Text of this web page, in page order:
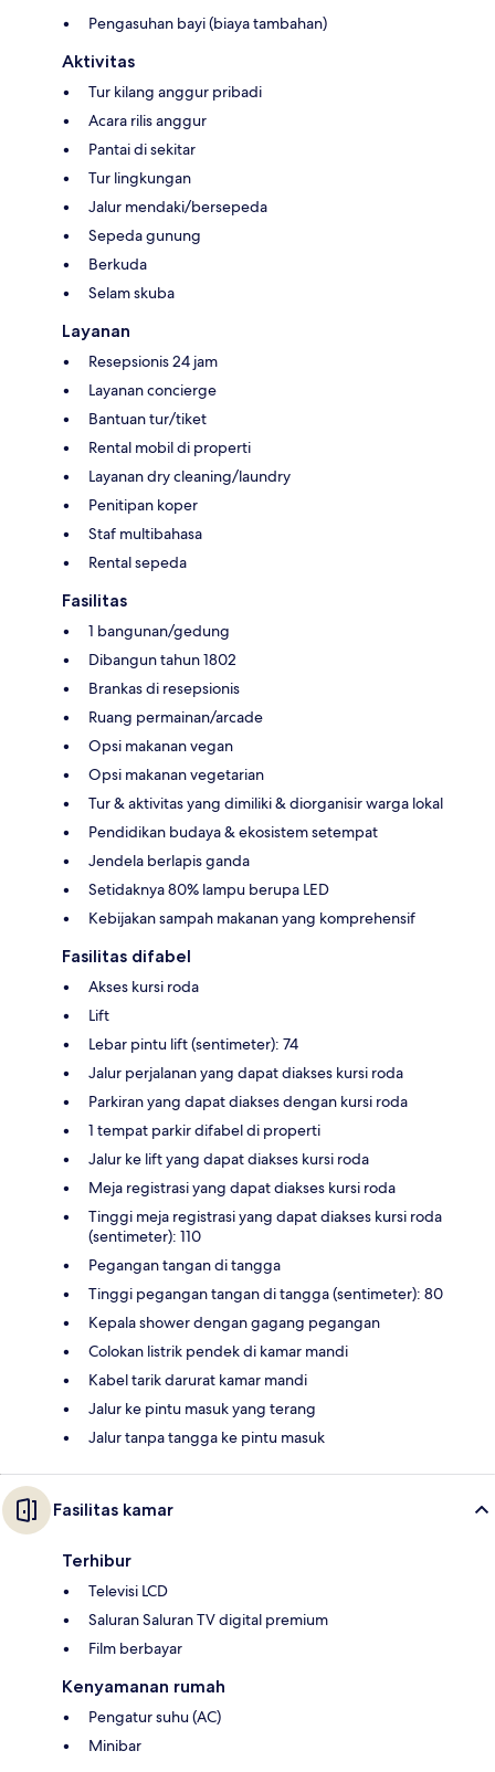
Pengasuhan bayi (biaya tambahan)
Aktivitas
Tur kilang anggur pribadi
Acara rilis anggur
Pantai di sekitar
Tur lingkungan
Jalur mendaki/bersepeda
Sepeda gunung
Berkuda
Selam skuba
Layanan
Resepsionis 24 jam
Layanan concierge
Bantuan tur/tiket
Rental mobil di properti
Layanan dry cleaning/laundry
Penitipan koper
Staf multibahasa
Rental sepeda
Fasilitas
1 bangunan/gedung
Dibangun tahun 1802
Brankas di resepsionis
Ruang permainan/arcade
Opsi makanan vegan
Opsi makanan vegetarian
Tur & aktivitas yang dimiliki & diorganisir warga lokal
Pendidikan budaya & ekosistem setempat
Jendela berlapis ganda
Setidaknya 80% lampu berupa LED
Kebijakan sampah makanan yang komprehensif
Fasilitas difabel
Akses kursi roda
Lift
Lebar pintu lift (sentimeter): 74
Jalur perjalanan yang dapat diakses kursi roda
Parkiran yang dapat diakses dengan kursi roda
1 tempat parkir difabel di properti
Jalur ke lift yang dapat diakses kursi roda
Meja registrasi yang dapat diakses kursi roda
Tinggi meja registrasi yang dapat diakses kursi roda
(sentimeter): 110
Pegangan tangan di tangga
Tinggi pegangan tangan di tangga (sentimeter): 80
Kepala shower dengan gagang pegangan
Colokan listrik pendek di kamar mandi
Kabel tarik darurat kamar mandi
Jalur ke pintu masuk yang terang
Jalur tanpa tangga ke pintu masuk
Fasilitas kamar
Terhibur
Televisi LCD
Saluran Saluran TV digital premium
Film berbayar
Kenyamanan rumah
Pengatur suhu (AC)
Minibar